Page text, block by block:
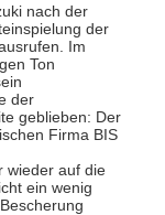
nach der
der
Im
Ton
der
geblieben: Der
Firma BIS
wieder auf die
ein wenig